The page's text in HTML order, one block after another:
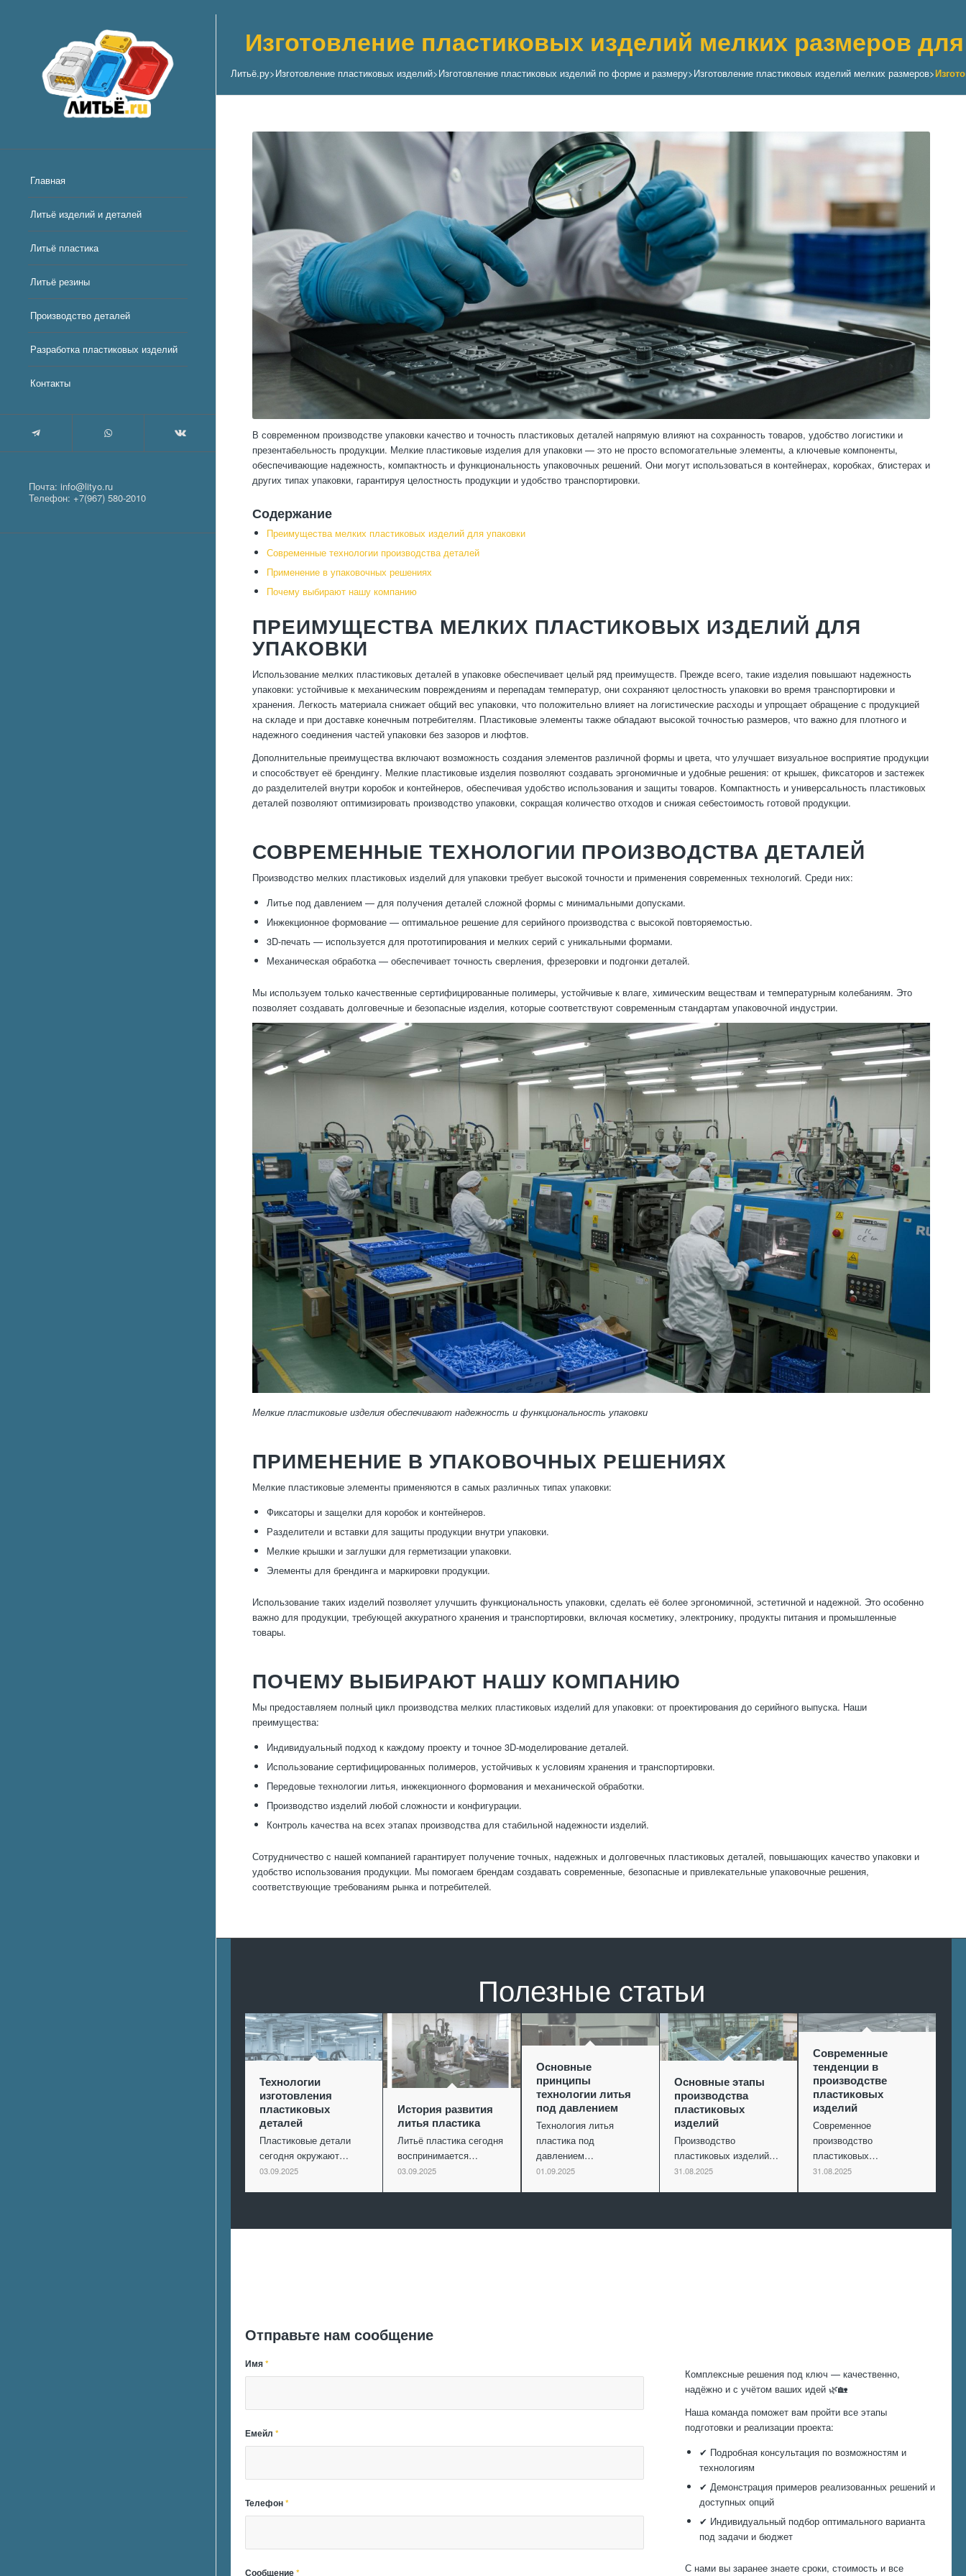
Главная
Литьё изделий и деталей
Литьё пластика
Литьё резины
Производство деталей
Разработка пластиковых изделий
Контакты
Почта: info@lityo.ru
Телефон: +7(967) 580-2010
Изготовление пластиковых изделий мелких размеров
Литьё.ру>Изготовление пластиковых изделий>Изготовление пластиковых изделий по форме и размеру>Изготовление пластиковых изделий мелких размеров>
В современном производстве упаковки качество и точность пластиковых деталей напрямую влияют на сохранность товаров, удобство логистики и
презентабельность продукции. Мелкие пластиковые изделия для упаковки — это не просто вспомогательные элементы, а ключевые компоненты,
обеспечивающие надежность, компактность и функциональность упаковочных решений. Они могут использоваться в контейнерах, коробках, блистерах и
других типах упаковки, гарантируя целостность продукции и удобство транспортировки.
Содержание
Преимущества мелких пластиковых изделий для упаковки
Современные технологии производства деталей
Применение в упаковочных решениях
Почему выбирают нашу компанию
ПРЕИМУЩЕСТВА МЕЛКИХ ПЛАСТИКОВЫХ ИЗДЕЛИЙ ДЛЯ
УПАКОВКИ
Использование мелких пластиковых деталей в упаковке обеспечивает целый ряд преимуществ. Прежде всего, такие изделия повышают надежность
упаковки: устойчивые к механическим повреждениям и перепадам температур, они сохраняют целостность упаковки во время транспортировки и
хранения. Легкость материала снижает общий вес упаковки, что положительно влияет на логистические расходы и упрощает обращение с продукцией
на складе и при доставке конечным потребителям. Пластиковые элементы также обладают высокой точностью размеров, что важно для плотного и
надежного соединения частей упаковки без зазоров и люфтов.
Дополнительные преимущества включают возможность создания элементов различной формы и цвета, что улучшает визуальное восприятие продукции
и способствует её брендингу. Мелкие пластиковые изделия позволяют создавать эргономичные и удобные решения: от крышек, фиксаторов и застежек
до разделителей внутри коробок и контейнеров, обеспечивая удобство использования и защиты товаров. Компактность и универсальность пластиковых
деталей позволяют оптимизировать производство упаковки, сокращая количество отходов и снижая себестоимость готовой продукции.
СОВРЕМЕННЫЕ ТЕХНОЛОГИИ ПРОИЗВОДСТВА ДЕТАЛЕЙ
Производство мелких пластиковых изделий для упаковки требует высокой точности и применения современных технологий. Среди них:
Литье под давлением — для получения деталей сложной формы с минимальными допусками.
Инжекционное формование — оптимальное решение для серийного производства с высокой повторяемостью.
3D-печать — используется для прототипирования и мелких серий с уникальными формами.
Механическая обработка — обеспечивает точность сверления, фрезеровки и подгонки деталей.
Мы используем только качественные сертифицированные полимеры, устойчивые к влаге, химическим веществам и температурным колебаниям. Это
позволяет создавать долговечные и безопасные изделия, которые соответствуют современным стандартам упаковочной индустрии.
Мелкие пластиковые изделия обеспечивают надежность и функциональность упаковки
ПРИМЕНЕНИЕ В УПАКОВОЧНЫХ РЕШЕНИЯХ
Мелкие пластиковые элементы применяются в самых различных типах упаковки:
Фиксаторы и защелки для коробок и контейнеров.
Разделители и вставки для защиты продукции внутри упаковки.
Мелкие крышки и заглушки для герметизации упаковки.
Элементы для брендинга и маркировки продукции.
Использование таких изделий позволяет улучшить функциональность упаковки, сделать её более эргономичной, эстетичной и надежной. Это особенно
важно для продукции, требующей аккуратного хранения и транспортировки, включая косметику, электронику, продукты питания и промышленные
товары.
ПОЧЕМУ ВЫБИРАЮТ НАШУ КОМПАНИЮ
Мы предоставляем полный цикл производства мелких пластиковых изделий для упаковки: от проектирования до серийного выпуска. Наши
преимущества:
Индивидуальный подход к каждому проекту и точное 3D-моделирование деталей.
Использование сертифицированных полимеров, устойчивых к условиям хранения и транспортировки.
Передовые технологии литья, инжекционного формования и механической обработки.
Производство изделий любой сложности и конфигурации.
Контроль качества на всех этапах производства для стабильной надежности изделий.
Сотрудничество с нашей компанией гарантирует получение точных, надежных и долговечных пластиковых деталей, повышающих качество упаковки и
удобство использования продукции. Мы помогаем брендам создавать современные, безопасные и привлекательные упаковочные решения,
соответствующие требованиям рынка и потребителей.
Полезные статьи
Технологии
изготовления
пластиковых
деталей
Пластиковые детали
сегодня окружают…
03.09.2025
История развития
литья пластика
Литьё пластика сегодня
воспринимается…
03.09.2025
Основные
принципы
технологии литья
под давлением
Технология литья
пластика под
давлением…
01.09.2025
Основные этапы
производства
пластиковых
изделий
Производство
пластиковых изделий…
31.08.2025
Современные
тенденции в
производстве
пластиковых
изделий
Современное
производство
пластиковых…
31.08.2025
Отправьте нам сообщение
Имя*
Емейл *
Телефон*
Сообщение*
Комплексные решения под ключ — качественно,
надёжно и с учётом ваших идей 🌿🏡
Наша команда поможет вам пройти все этапы
подготовки и реализации проекта:
✔ Подробная консультация по возможностям и
технологиям
✔ Демонстрация примеров реализованных решений и
доступных опций
✔ Индивидуальный подбор оптимального варианта
под задачи и бюджет
С нами вы заранее знаете сроки, стоимость и все